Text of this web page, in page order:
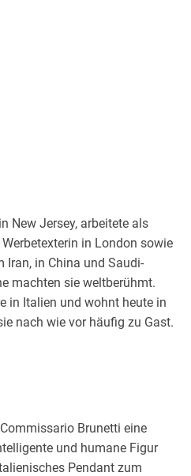
New Jersey, arbeitete als
in London sowie
Iran, in China und Saudi-
machten sie weltberühmt.
in Italien und wohnt heute in
nach wie vor häufig zu Gast.
Brunetti eine
und humane Figur
Pendant zum